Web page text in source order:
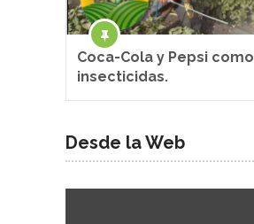
Coca-Cola y Pepsi como
insecticidas.
Desde la Web